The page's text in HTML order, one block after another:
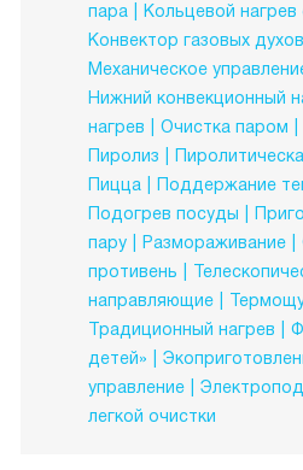
пара
Кольцевой нагрев
Конвектор газовых
Механическое
Нижний конвекционный
нагрев
Очистка паром
Пиролиз
Пицца
Поддержание
Подогрев посуды
пару
Размораживание
противень
направляющие
Традиционный нагрев
детей»
управление
легкой очистки